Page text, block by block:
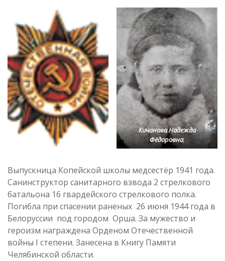
Кичанова Надежда
Фёдоровна,
Выпускница Копейской школы медсестёр 1941 года.
Санинструктор санитарного взвода 2 стрелкового
батальона 16 гвардейского стрелкового полка.
Погибла при спасении раненых 26 июня 1944 года в
Белоруссии под городом Орша. За мужество и
героизм награждена Орденом Отечественной
войны I степени. Занесена в Книгу Памяти
Челябинской области.